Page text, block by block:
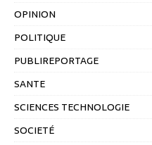
OPINION
POLITIQUE
PUBLIREPORTAGE
SANTE
SCIENCES TECHNOLOGIE
SOCIETÉ